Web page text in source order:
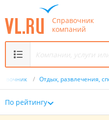
Справочник
компаний
/ Отдых, развлечения,
По рейтингу